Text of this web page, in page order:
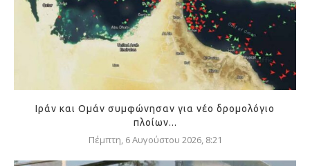
Ιράν και Ομάν συμφώνησαν για νέο δρομολόγιο
πλοίων...
Πέμπτη, 6 Αυγούστου 2026, 8:21